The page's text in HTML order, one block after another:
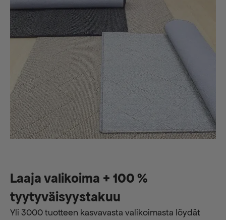
Laaja valikoima + 100 %
tyytyväisyystakuu
Yli 3000 tuotteen kasvavasta valikoimasta löydät